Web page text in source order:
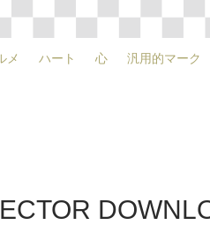
メ ハート 心 汎用的マーク